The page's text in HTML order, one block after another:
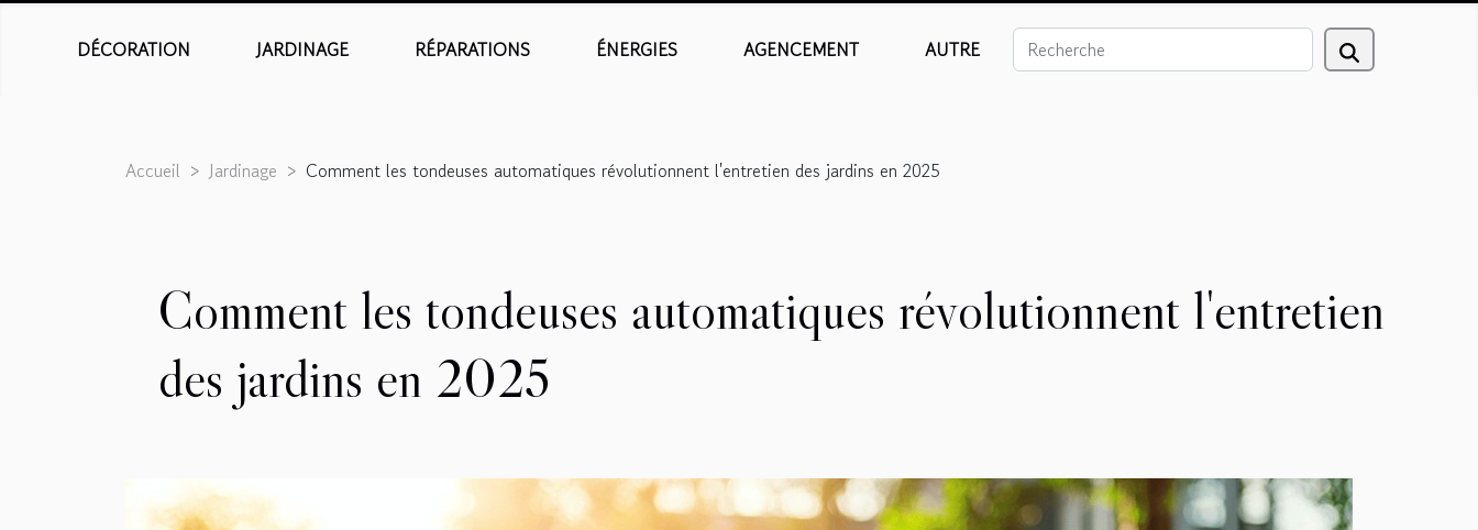
DÉCORATION JARDINAGE RÉPARATIONS ÉNERGIES AGENCEMENT AUTRE
Accueil Jardinage Comment les tondeuses automatiques révolutionnent l'entretien des jardins en 2025
Comment les tondeuses automatiques révolutionnent l'entretien
des jardins en 2025